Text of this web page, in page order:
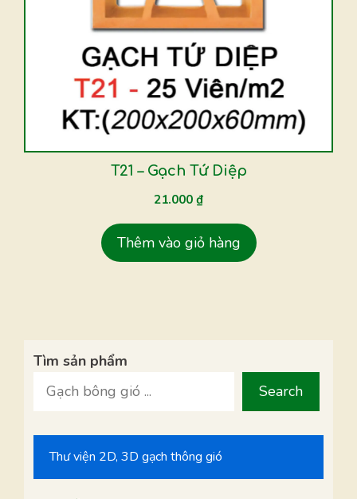
T21 – Gạch Tứ Diệp
21.000₫
Thêm vào giỏ hàng
Tìm sản phẩm
Search
Thư viện 2D, 3D gạch thông gió